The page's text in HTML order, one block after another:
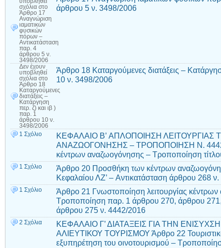
σχόλια στο
Άρθρο 17
Αναγνώριση
ιαματικών
φυσικών
πόρων –
Αντικατάσταση
παρ. 4
άρθρου 5 ν.
3498/2006
άρθρου 5 ν. 3498/2006
Δεν έχουν
υποβληθεί
σχόλια στο
Άρθρο 18
Καταργούμενες
διατάξεις –
Κατάργηση
περ. ζ) και ιβ )
παρ. 1
άρθρου 10 ν.
3498/2006
Άρθρο 18 Καταργούμενες διατάξεις –
10 ν. 3498/2006
1 Σχόλιο
ΚΕΦΑΛΑΙΟ Β’ AΠΛΟΠΟΙΗΣΗ
ΑΝΑΖΩΟΓΟΝΗΣΗΣ – ΤΡΟΠΟΠΟΙΗΣΗ Ν. 4442/
κέντρων αναζωογόνησης – Τροποποίηση
1 Σχόλιο
Άρθρο 20 Προσθήκη των κέντρων
Κεφαλαίου ΛΖ’ – Aντικατάσταση άρθρου 268
1 Σχόλιο
Άρθρο 21 Γνωστοποίηση λειτουργίας
Τροποποίηση παρ. 1 άρθρου 270, άρθρου
άρθρου 275 ν. 4442/2016
2 Σχόλια
ΚΕΦΑΛΑΙΟ Γ’ ΔΙΑΤΑΞΕΙΣ ΓΙΑ ΤΗΝ
ΑΛΙΕΥΤΙΚΟΥ ΤΟΥΡΙΣΜΟΥ Άρθρο 22
εξυπηρέτηση του οινοτουρισμού –